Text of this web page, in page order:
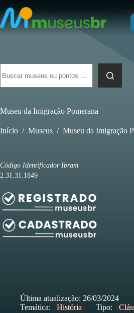
para
o
conteúdo
resultados
Museu da Imigração Pomerana
Início / Museus / Museu da Imigração
Código Identificador Ibram
2.31.31.1849
Última atualização: 26/03/2024
Temática:
História Tipo: